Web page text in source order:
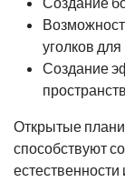
уголков
Создание
Открытые
способствуют